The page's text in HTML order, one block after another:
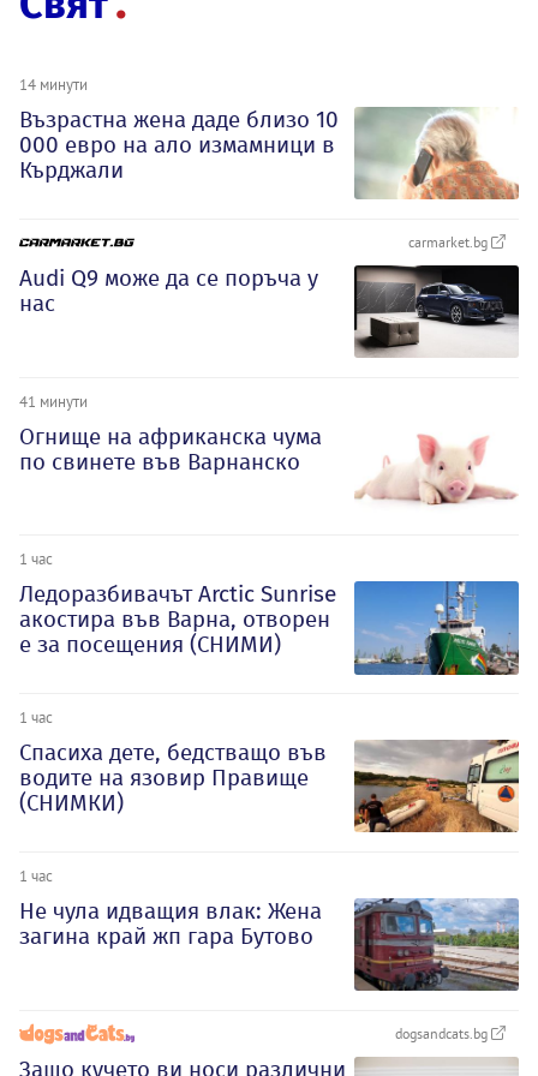
14 минути
Възрастна жена даде близо 10
000 евро на ало измамници в
Кърджали
carmarket.bg
Audi Q9 може да се поръча у
нас
41 минути
Огнище на африканска чума
по свинете във Варнанско
1 час
Ледоразбивачът Arctic Sunrise
акостира във Варна, отворен
е за посещения (СНИМИ)
1 час
Спасиха дете, бедстващо във
водите на язовир Правище
(СНИМКИ)
1 час
Не чула идващия влак: Жена
загина край жп гара Бутово
dogsandcats.bg
Защо кучето ви носи различни